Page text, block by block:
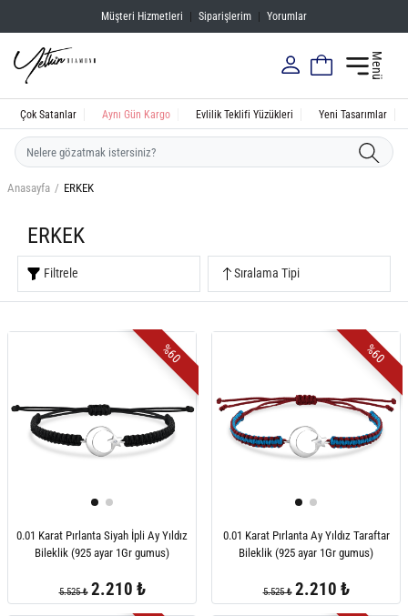
Müşteri Hizmetleri Siparişlerim Yorumlar
Menü
Çok Satanlar Aynı Gün Kargo Evlilik Teklifi Yüzükleri Yeni Tasarımlar
Anasayfa ERKEK
ERKEK
Filtrele Sıralama Tipi
%60
0.01 Karat Pırlanta Siyah İpli Ay Yıldız
Bileklik (925 ayar 1Gr gumus)
5.525 ₺ 2.210 ₺
%60
0.01 Karat Pırlanta Ay Yıldız Taraftar
Bileklik (925 ayar 1Gr gumus)
5.525 ₺ 2.210 ₺